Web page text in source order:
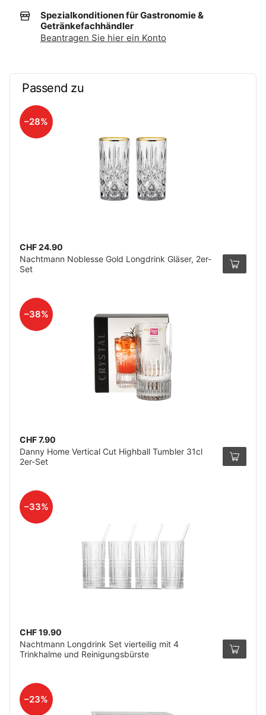
Spezialkonditionen für Gastronomie &
Getränkefachhändler
Beantragen Sie hier ein Konto
Passend zu
–28%
CHF 24.90
Nachtmann Noblesse Gold Longdrink Gläser, 2er-
Set
–38%
CHF 7.90
Danny Home Vertical Cut Highball Tumbler 31cl
2er-Set
–33%
CHF 19.90
Nachtmann Longdrink Set vierteilig mit 4
Trinkhalme und Reinigungsbürste
–23%